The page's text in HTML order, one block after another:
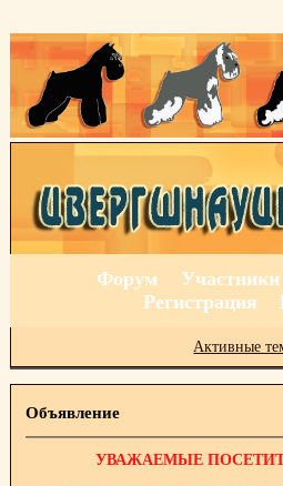
Форум Участники
Регистрация
Активные
Объявление
УВАЖАЕМЫЕ